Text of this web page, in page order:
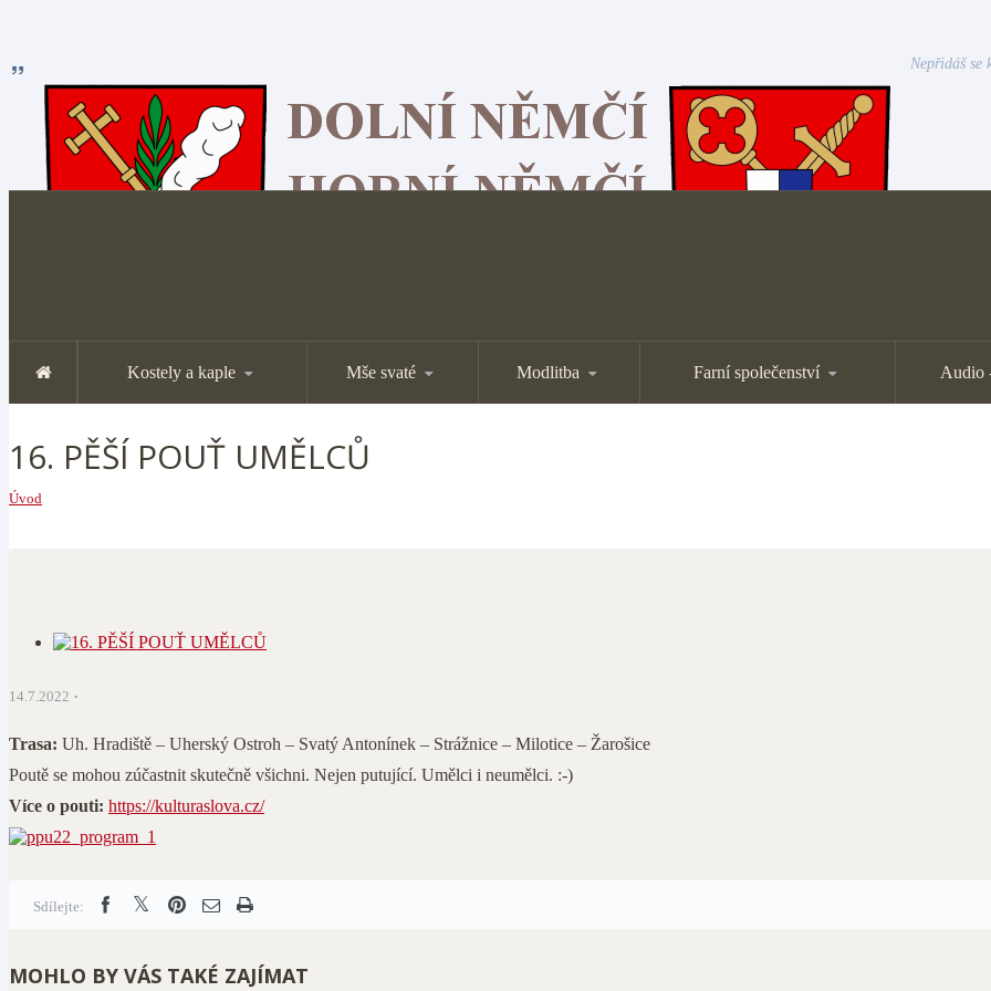
Nepřidáš se
Kostely a kaple Mše svaté Modlitba Farní společenství Audio
16. PĚŠÍ POUŤ UMĚLCŮ
Úvod
14.7.2022
Trasa: Uh. Hradiště – Uherský Ostroh – Svatý Antonínek – Strážnice – Milotice – Žarošice
Poutě se mohou zúčastnit skutečně všichni. Nejen putující. Umělci i neumělci. :-)
Více o pouti: https://kulturaslova.cz/
Sdílejte:
MOHLO BY VÁS TAKÉ ZAJÍMAT